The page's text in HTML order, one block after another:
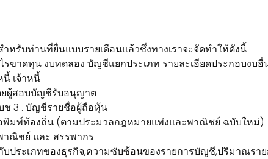
หรับท่านที่ยื่นแบบรายเดือนแล้วซึ่งทางเราจะจัดทำให้ดังนี้
ขาดทุน งบทดลอง บัญชีแยกประเภท รายละเอียดประกอบงบอื่
เจ้าหนี้
ผู้สอบบัญชีรับอนุญาต
ช 3 . บัญชีรายชื่อผู้ถือหุ้น
มพ์ท้องถิ่น (ตามประมวลกฎหมายแพ่งและพาณิชย์ ฉบับใหม่)
ณิชย์ และ สรรพากร
ประเภทของธุรกิจ,ความซับซ้อนของรายการบัญชี,ปริมาณราย